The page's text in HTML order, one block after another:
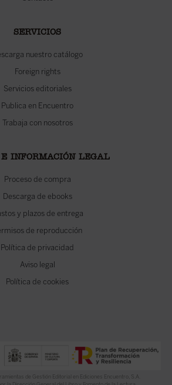
SERVICIOS
nuestro catálogo
Foreign rights
Servicios editoriales
Publica en Encuentro
Trabaja con nosotros
INFORMACIÓN LEGAL
Proceso de compra
Descarga de ebooks
y plazos de entrega
de reproducción
Política de privacidad
Aviso legal
Política de cookies
de Gestión Editorial en Ediciones Encuentro, S.A.